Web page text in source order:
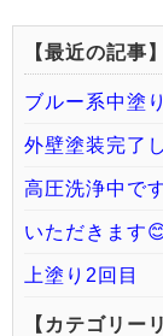
【最近の記事】
ブルー系中塗
外壁塗装完了
高圧洗浄中です
いただきます
上塗り2回目
【カテゴリー